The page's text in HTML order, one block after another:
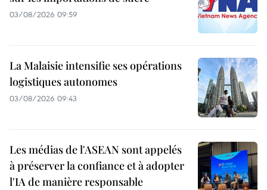
03/08/2026 09:59
La Malaisie intensifie ses opérations
logistiques autonomes
03/08/2026 09:43
Les médias de l'ASEAN sont appelés
à préserver la confiance et à adopter
l'IA de manière responsable